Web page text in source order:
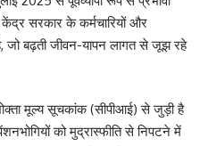
केंद्र सरकार के कर्मचारियों और
बढ़ती जीवन-यापन लागत से जूझ रहे
मूल्य सूचकांक (सीपीआई) से जुड़ी है
को मुद्रास्फीति से निपटने में